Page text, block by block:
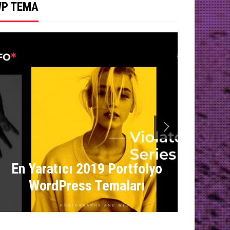
TEMA
En Yaratıcı 2019 Portfolyo
WordPress Temaları
19
next